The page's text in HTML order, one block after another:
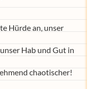
Hürde an, unser
Hab und Gut in
chaotischer!